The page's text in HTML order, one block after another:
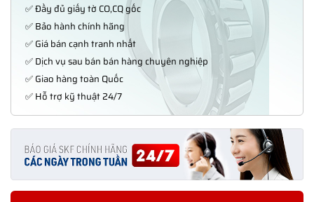
✅ Đầy đủ giấy tờ CO,CQ gốc
✅ Bảo hành chính hãng
✅ Giá bán cạnh tranh nhất
✅ Dịch vụ sau bán bán hàng chuyên nghiệp
✅ Giao hàng toàn Quốc
✅ Hỗ trợ kỹ thuật 24/7